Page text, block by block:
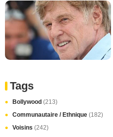
Tags
Bollywood (213)
Communautaire / Ethnique (182)
Voisins (242)